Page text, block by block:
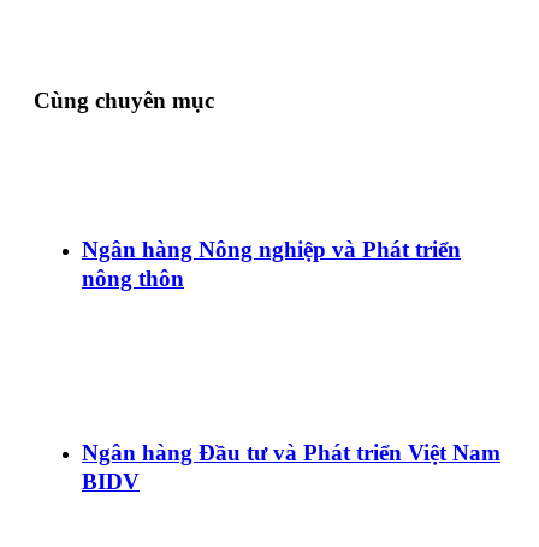
Cùng chuyên mục
Ngân hàng Nông nghiệp và Phát triển
nông thôn
Ngân hàng Đầu tư và Phát triển Việt Nam
BIDV